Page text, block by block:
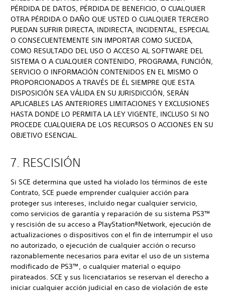
PÉRDIDA DE DATOS, PÉRDIDA DE BENEFICIO, O CUALQUIER
OTRA PÉRDIDA O DAÑO QUE USTED O CUALQUIER TERCERO
PUEDAN SUFRIR DIRECTA, INDIRECTA, INCIDENTAL, ESPECIAL
O CONSECUENTEMENTE SIN IMPORTAR COMO SUCEDA,
COMO RESULTADO DEL USO O ACCESO AL SOFTWARE DEL
SISTEMA O A CUALQUIER CONTENIDO, PROGRAMA, FUNCIÓN,
SERVICIO O INFORMACIÓN CONTENIDOS EN EL MISMO O
PROPORCIONADOS A TRAVÉS DE ÉL SIEMPRE QUE ESTA
DISPOSICIÓN SEA VÁLIDA EN SU JURISDICCIÓN, SERÁN
APLICABLES LAS ANTERIORES LIMITACIONES Y EXCLUSIONES
HASTA DONDE LO PERMITA LA LEY VIGENTE, INCLUSO SI NO
PROCEDE CUALQUIERA DE LOS RECURSOS O ACCIONES EN SU
OBJETIVO ESENCIAL.
7. RESCISIÓN
Si SCE determina que usted ha violado los términos de este
Contrato, SCE puede emprender cualquier acción para
proteger sus intereses, incluido negar cualquier servicio,
como servicios de garantía y reparación de su sistema PS3™
y rescisión de su acceso a PlayStation®Network, ejecución de
actualizaciones o dispositivos con el fin de interrumpir el uso
no autorizado, o ejecución de cualquier acción o recurso
razonablemente necesarios para evitar el uso de un sistema
modificado de PS3™, o cualquier material o equipo
pirateados. SCE y sus licenciatarios se reservan el derecho a
iniciar cualquier acción judicial en caso de violación de este